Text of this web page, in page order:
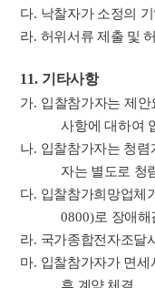
다. 낙찰자가 소정의
라. 허위서류 제출 및
11. 기타사항
가. 입찰참가자는 제안
사항에 대하여
나. 입찰참가자는 청
자는 별도로 청
다. 입찰참가희망업체
0800)로 장애해
라. 국가종합전자조달
마. 입찰참가자가 면세